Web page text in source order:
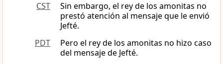
CST
Sin embargo, el rey de los amonitas no
prestó atención al mensaje que le envió
Jefté.
PDT
Pero el rey de los amonitas no hizo caso
del mensaje de Jefté.